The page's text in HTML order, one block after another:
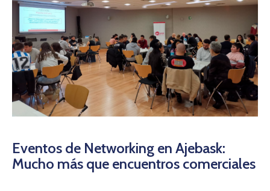
Eventos de Networking en Ajebask:
Mucho más que encuentros comerciales